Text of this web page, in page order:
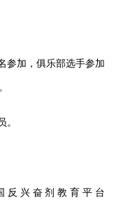
参加，俱乐部选手参加
。
反兴奋剂教育平台